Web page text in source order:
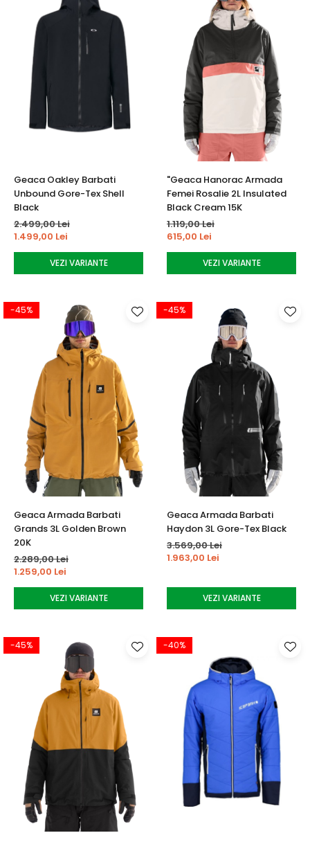
Geaca Oakley Barbati
Unbound Gore-Tex Shell
Black
2.499,00 Lei
1.499,00 Lei
VEZI VARIANTE
"Geaca Hanorac Armada
Femei Rosalie 2L Insulated
Black Cream 15K
1.119,00 Lei
615,00 Lei
VEZI VARIANTE
-45%
Geaca Armada Barbati
Grands 3L Golden Brown
20K
2.289,00 Lei
1.259,00 Lei
VEZI VARIANTE
-45%
Geaca Armada Barbati
Haydon 3L Gore-Tex Black
3.569,00 Lei
1.963,00 Lei
VEZI VARIANTE
-45% -40%